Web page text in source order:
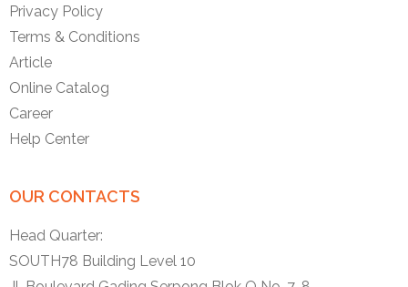
Privacy Policy
Terms & Conditions
Article
Online Catalog
Career
Help Center
OUR CONTACTS
Head Quarter:
SOUTH78 Building Level 10